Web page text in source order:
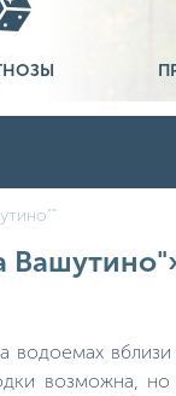
водоемах
возможна,